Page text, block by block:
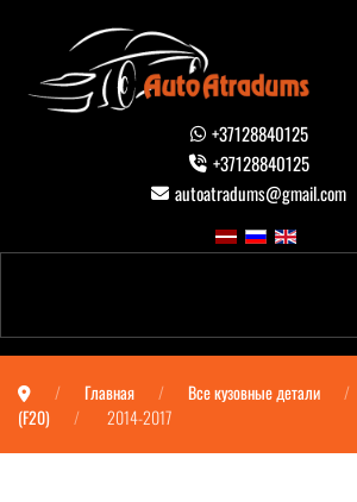
+37128840125
+37128840125
autoatradums@gmail.com
Главная Все кузовные детали
(F20)
2014-2017